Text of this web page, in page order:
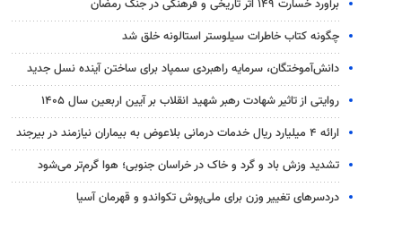
برآورد خسارت ۱۴۹ اثر تاریخی و فرهنگی در جنگ رمضان
چگونه کتاب خاطرات سیلوستر استالونه خلق شد
دانش‌آموختگان، سرمایه راهبردی سمپاد برای ساختن آینده نسل جدید
روایتی از تاثیر شهادت رهبر شهید انقلاب بر آیین اربعین سال ۱۴۰۵
ارائه ۴ میلیارد ریال خدمات درمانی بلاعوض به بیماران نیازمند در بیرجند
تشدید وزش باد و گرد و خاک در خراسان جنوبی؛ هوا گرم‌تر می‌شود
دردسرهای تغییر وزن برای ملی‌پوش تکواندو و قهرمان آسیا